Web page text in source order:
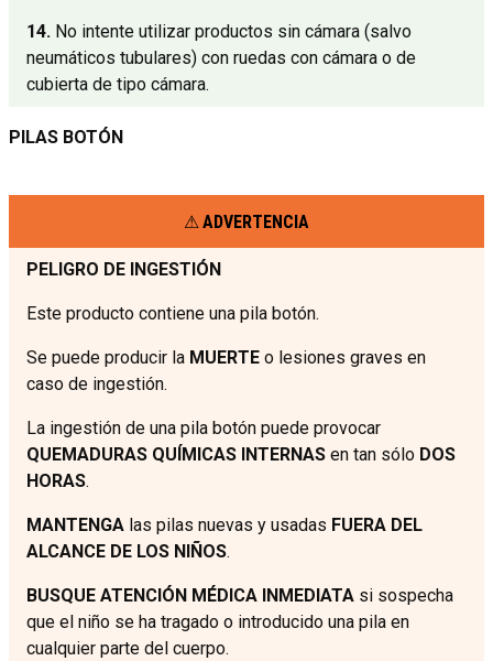
14. No intente utilizar productos sin cámara (salvo
neumáticos tubulares) con ruedas con cámara o de
cubierta de tipo cámara.
PILAS BOTÓN
ADVERTENCIA
PELIGRO DE INGESTIÓN
Este producto contiene una pila botón.
Se puede producir la MUERTE o lesiones graves en
caso de ingestión.
La ingestión de una pila botón puede provocar
QUEMADURAS QUÍMICAS INTERNAS en tan sólo DOS
HORAS.
MANTENGA las pilas nuevas y usadas FUERA DEL
ALCANCE DE LOS NIÑOS.
BUSQUE ATENCIÓN MÉDICA INMEDIATA si sospecha
que el niño se ha tragado o introducido una pila en
cualquier parte del cuerpo.